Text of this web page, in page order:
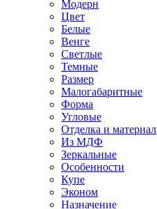
Модерн
Цвет
Белые
Венге
Светлые
Темные
Размер
Малогабаритные
Форма
Угловые
Отделка и материал
Из МДФ
Зеркальные
Особенности
Купе
Эконом
Назначение